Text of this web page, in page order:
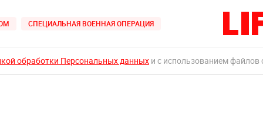
СПЕЦИАЛЬНАЯ ВОЕННАЯ ОПЕРАЦИЯ
обработки Персональных данных и с использованием